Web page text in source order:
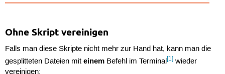
Ohne Skript vereinigen
Falls man diese Skripte nicht mehr zur Hand hat, kann man die
gesplitteten Dateien mit einemBefehl im Terminal[1]wieder
vereinigen: